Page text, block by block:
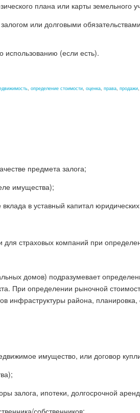
плана или карты
или долговыми
использованию (если есть).
, определение стоимости, оценка, права, продажи,
предмета залога;
имущества);
в уставный капитал
страховых компаний при
домов) подразумевает
При определении рыночной
инфраструктуры района,
имущество, или договор
залога, ипотеки, долгосрочной
собственников;